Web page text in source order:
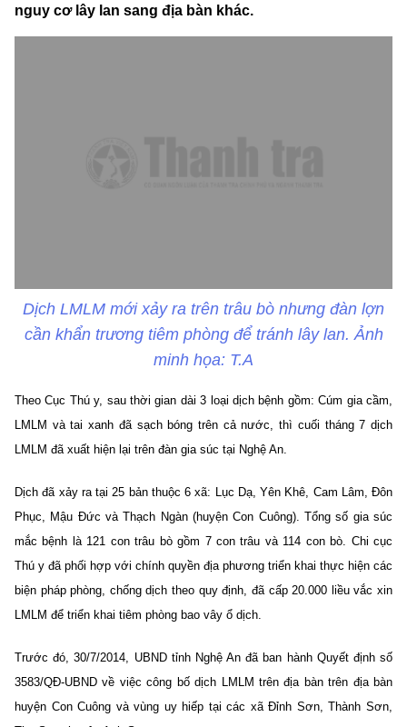
nguy cơ lây lan sang địa bàn khác.
Dịch LMLM mới xảy ra trên trâu bò nhưng đàn lợn
cần khẩn trương tiêm phòng để tránh lây lan. Ảnh
minh họa: T.A
Theo Cục Thú y, sau thời gian dài 3 loại dịch bệnh gồm: Cúm gia cầm,
LMLM và tai xanh đã sạch bóng trên cả nước, thì cuối tháng 7 dịch
LMLM đã xuất hiện lại trên đàn gia súc tại Nghệ An.
Dịch đã xảy ra tại 25 bản thuộc 6 xã: Lục Dạ, Yên Khê, Cam Lâm, Đôn
Phục, Mậu Đức và Thạch Ngàn (huyện Con Cuông). Tổng số gia súc
mắc bệnh là 121 con trâu bò gồm 7 con trâu và 114 con bò. Chi cục
Thú y đã phối hợp với chính quyền địa phương triển khai thực hiện các
biện pháp phòng, chống dịch theo quy định, đã cấp 20.000 liều vắc xin
LMLM để triển khai tiêm phòng bao vây ổ dịch.
Trước đó, 30/7/2014, UBND tỉnh Nghệ An đã ban hành Quyết định số
3583/QĐ-UBND về việc công bố dịch LMLM trên địa bàn trên địa bàn
huyện Con Cuông và vùng uy hiếp tại các xã Đỉnh Sơn, Thành Sơn,